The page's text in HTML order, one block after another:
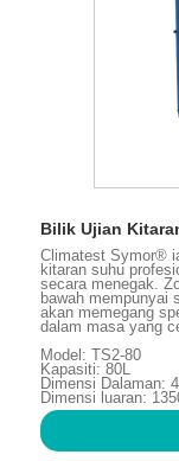
Bilik Ujian
Climatest Symor®
kitaran suhu
secara menegak.
bawah mempunyai
akan memegang
dalam masa yang
Model: TS2-80
Kapasiti: 80L
Dimensi Dalaman:
Dimensi luaran: